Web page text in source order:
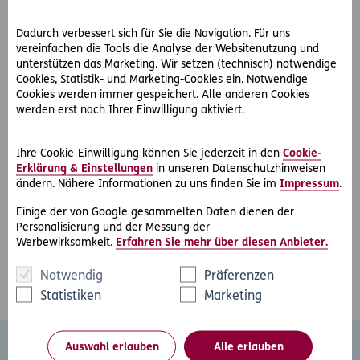
Dadurch verbessert sich für Sie die Navigation. Für uns
vereinfachen die Tools die Analyse der Websitenutzung und
unterstützen das Marketing. Wir setzen (technisch) notwendige
Cookies, Statistik- und Marketing-Cookies ein. Notwendige
Cookies werden immer gespeichert. Alle anderen Cookies
werden erst nach Ihrer Einwilligung aktiviert.
Ihre Cookie-Einwilligung können Sie jederzeit in den Cookie-
Erklärung & Einstellungen in unseren Datenschutzhinweisen
ändern. Nähere Informationen zu uns finden Sie im Impressum.
Einige der von Google gesammelten Daten dienen der
Personalisierung und der Messung der
Werbewirksamkeit. Erfahren Sie mehr über diesen Anbieter.
Notwendig
Präferenzen
Statistiken
Marketing
Auswahl erlauben Alle erlauben
Zumtobel + Kronberger + Rechtsanwälte OG hat ihren Sitz
in Salzburg und unterhält in München ein
Repräsentanzbüro.
Unsere Rechtsanwälte
Dr. Harald Kronberger
Dr. Thomas Schneider LL.M.
Mag. Johannes Paul
Mag. Stephan Gappmaier